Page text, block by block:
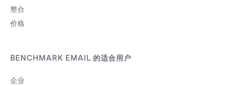
整合
价格
BENCHMARK EMAIL 的适合用户
企业